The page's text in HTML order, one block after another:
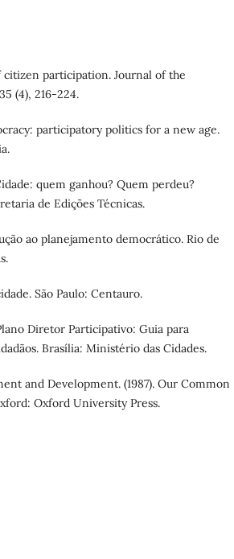
citizen participation. Journal of the
(4), 216-224.
participatory politics for a new age.
quem ganhou? Quem perdeu?
de Edições Técnicas.
ao planejamento democrático. Rio de
São Paulo: Centauro.
Diretor Participativo: Guia para
Brasília: Ministério das Cidades.
and Development. (1987). Our Common
Oxford University Press.